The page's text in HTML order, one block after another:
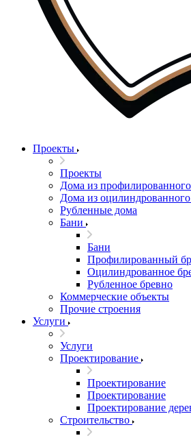
Проекты
Проекты
Дома из профилированного
Дома из оцилиндрованного
Рубленные дома
Бани
Бани
Профилированный
Оцилиндрованное
Рубленное бревно
Коммерческие объекты
Прочие строения
Услуги
Услуги
Проектирование
Проектирование
Проектирование
Проектирование
Строительство